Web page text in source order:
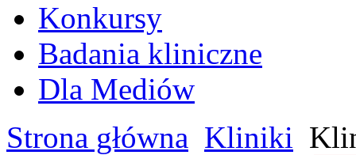
Konkursy
Badania kliniczne
Dla Mediów
Strona główna Kliniki